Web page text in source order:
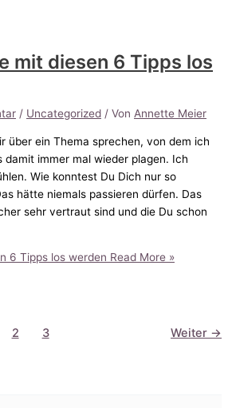
mit diesen 6 Tipps los
/ Uncategorized / Von Annette Meier
über ein Thema sprechen, von dem ich
damit immer mal wieder plagen. Ich
Wie konntest Du Dich nur so
hätte niemals passieren dürfen. Das
sehr vertraut sind und die Du schon
6 Tipps los werden Read More »
2 3 Weiter →